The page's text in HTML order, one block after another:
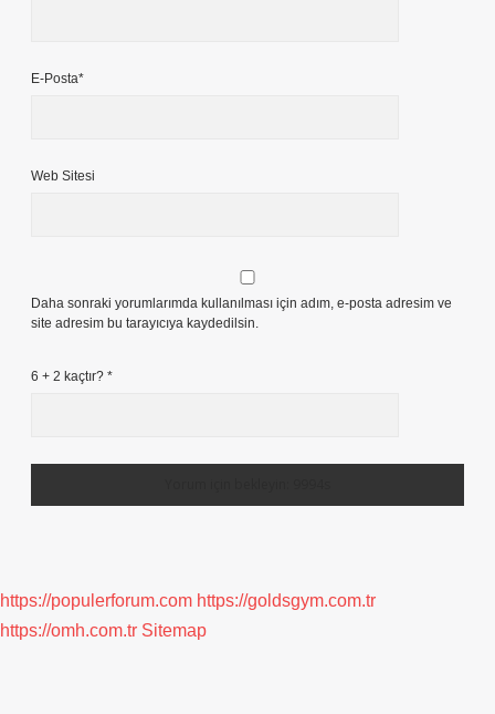
E-Posta*
Web Sitesi
Daha sonraki yorumlarımda kullanılması için adım, e-posta adresim ve
site adresim bu tarayıcıya kaydedilsin.
6 + 2 kaçtır? *
https://populerforum.com https://goldsgym.com.tr
https://omh.com.tr Sitemap